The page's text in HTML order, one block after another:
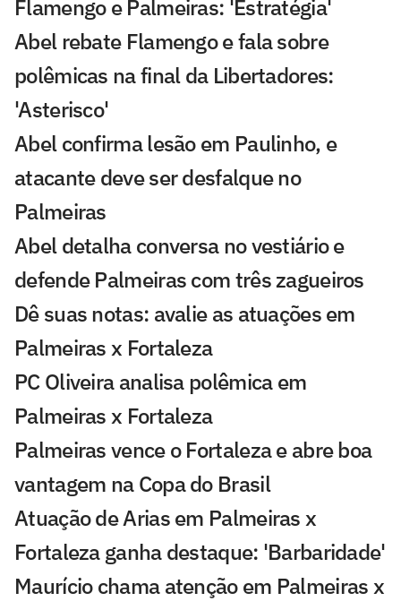
Flamengo e Palmeiras: 'Estratégia'
Abel rebate Flamengo e fala sobre
polêmicas na final da Libertadores:
'Asterisco'
Abel confirma lesão em Paulinho, e
atacante deve ser desfalque no
Palmeiras
Abel detalha conversa no vestiário e
defende Palmeiras com três zagueiros
Dê suas notas: avalie as atuações em
Palmeiras x Fortaleza
PC Oliveira analisa polêmica em
Palmeiras x Fortaleza
Palmeiras vence o Fortaleza e abre boa
vantagem na Copa do Brasil
Atuação de Arias em Palmeiras x
Fortaleza ganha destaque: 'Barbaridade'
Maurício chama atenção em Palmeiras x